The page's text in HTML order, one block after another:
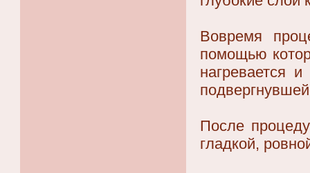
Вовремя
помощью
нагревается
После
гладкой,